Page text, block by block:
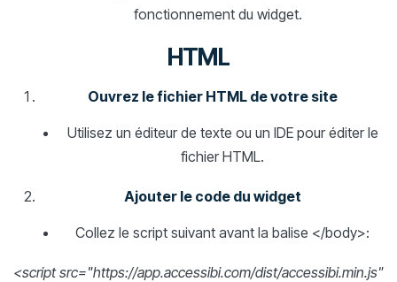
fonctionnement du widget.
HTML
Ouvrez le fichier HTML de votre site
Utilisez un éditeur de texte ou un IDE pour éditer le
fichier HTML.
Ajouter le code du widget
Collez le script suivant avant la balise </body>:
<script src="https://app.accessibi.com/dist/accessibi.min.js"